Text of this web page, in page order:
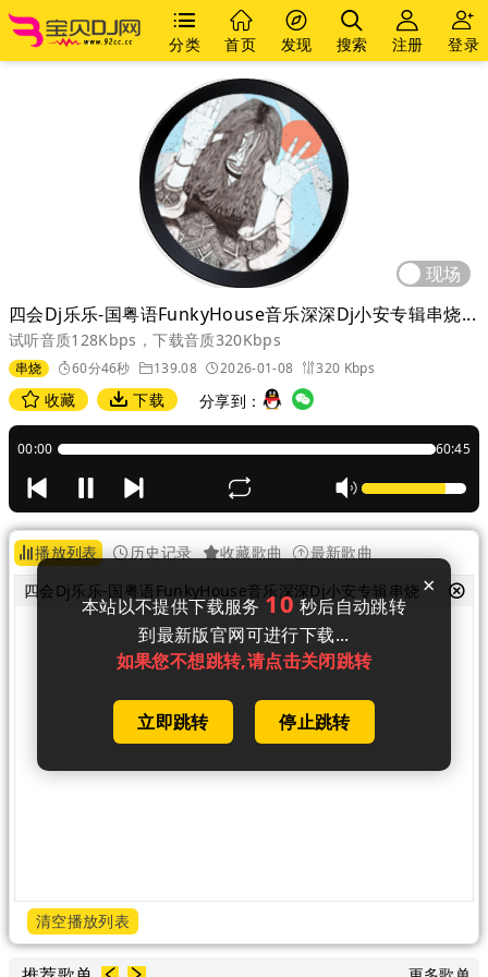
分类 首页 发现 搜索 注册 登录
现场
四会Dj乐乐-国粤语FunkyHouse音乐深深Dj小安专辑串烧...
试听音质128Kbps，下载音质320Kbps
串烧 60分46秒 139.08 2026-01-08 320 Kbps
收藏 下载 分享到：
00:00 60:45
播放列表 历史记录 收藏歌曲
最新歌曲
四会Dj乐乐-国粤语FunkyHouse音乐深深Dj小安专辑串烧
清空播放列表
×
本站以不提供下载服务 10秒后自动跳转
到最新版官网可进行下载...
如果您不想跳转,请点击关闭跳转
立即跳转 停止跳转